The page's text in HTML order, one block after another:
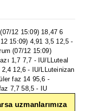
12 15:09) 18,47 6
15:09) 4,91 3,5 12,5 -
(07/12 15:09)
1,7 7,7 - IU/LLuteal
12,6 - IU/LLuteinizan
faz 14 95,6 -
7,7 58,5 - IU
uzmanlarımıza